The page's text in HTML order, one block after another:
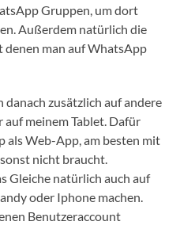
Gruppen, um dort
Außerdem natürlich die
man auf WhatsApp
zusätzlich auf andere
meinem Tablet. Dafür
als Web-App, am besten mit
nicht braucht.
Gleiche natürlich auch auf
oder Iphone machen.
Benutzeraccount